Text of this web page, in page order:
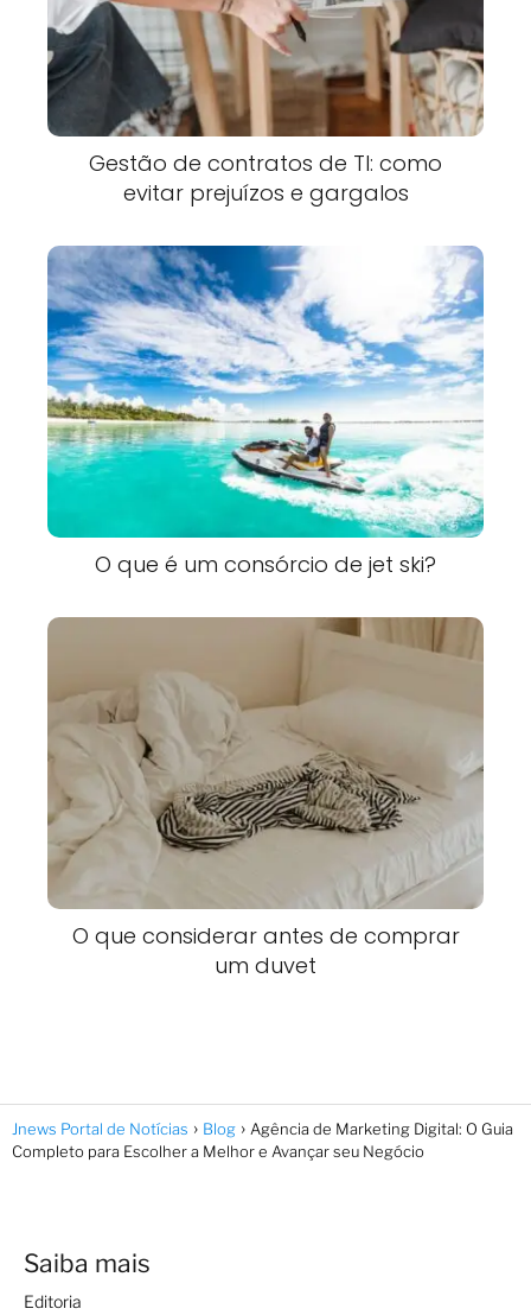
Gestão de contratos de TI: como
evitar prejuízos e gargalos
O que é um consórcio de jet ski?
O que considerar antes de comprar
um duvet
Jnews Portal de Notícias Blog
Agência de Marketing Digital: O Guia
Completo para Escolher a Melhor e Avançar seu Negócio
Saiba mais
Editoria